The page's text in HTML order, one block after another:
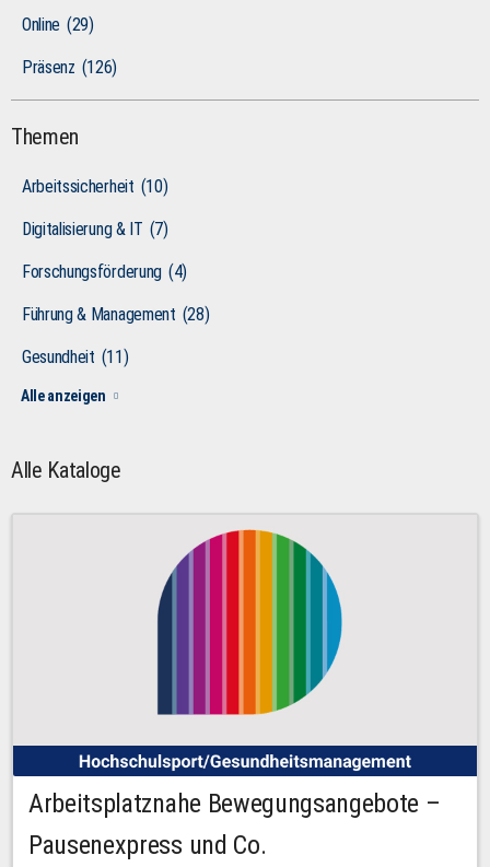
Online (29)
Präsenz (126)
Themen
Arbeitssicherheit (10)
Digitalisierung & IT (7)
Forschungsförderung (4)
Führung & Management (28)
Gesundheit (11)
Alle anzeigen
Alle Kataloge
Arbeitsplatznahe Bewegungsangebote –
Pausenexpress und Co.